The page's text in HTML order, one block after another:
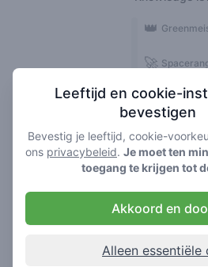
🍃 Smoker
🌱 Roller
🥦 Stoner
🚀
👑
Reviews
Leeftijd en cookie-
bevestigen
Bevestig je leeftijd, cookie-
ons privacybeleid. Je moet ten
toegang te krijgen tot
Akkoord en
Alleen essentiële